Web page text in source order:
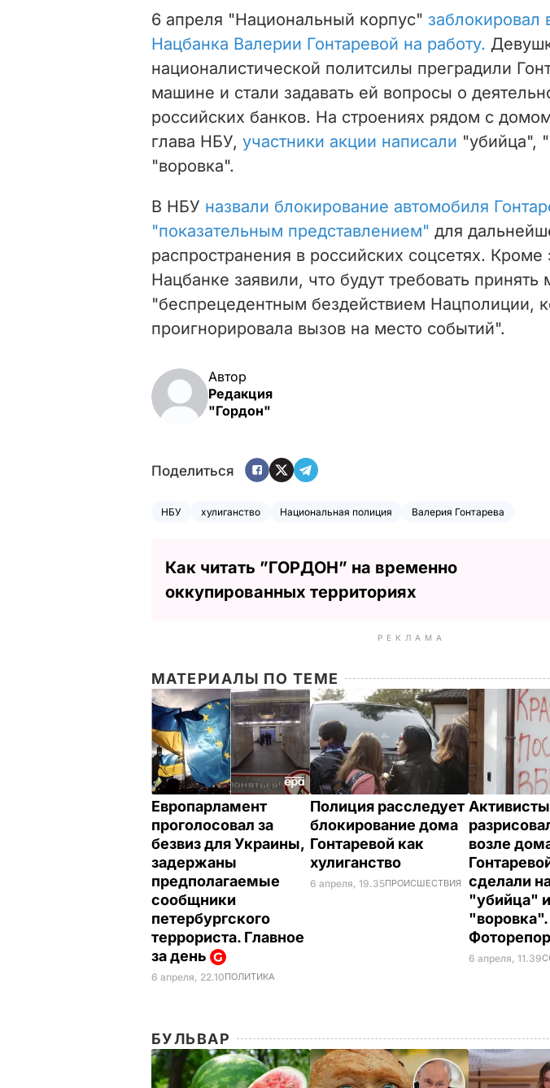
6 апреля "Национальный корпус" заблокировал
Нацбанка Валерии Гонтаревой на работу.
националистической политсилы преградили
машине и стали задавать ей вопросы о
российских банков. На строениях рядом с
глава НБУ, участники акции написали "убийца",
"воровка".
В НБУ назвали блокирование автомобиля
"показательным представлением" для
распространения в российских соцсетях. Кроме
Нацбанке заявили, что будут требовать
"беспрецедентным бездействием Нацполиции,
проигнорировала вызов на место событий".
Автор
Редакция
"Гордон"
Поделиться
НБУ хулиганство Национальная полиция Валерия Гонтарева
Как читать ”ГОРДОН” на временно
оккупированных территориях
РЕКЛАМА
МАТЕРИАЛЫ ПО ТЕМЕ
Европарламент
проголосовал за
безвиз для Украины,
задержаны
предполагаемые
сообщники
петербургского
террориста. Главное
за день
6 апреля, 22.10ПОЛИТИКА
Полиция расследует
блокирование дома
Гонтаревой как
хулиганство
6 апреля, 19.35ПРОИСШЕСТВИЯ
Активисты
возле
сделали
"убийца" и
"воровка".
6 апреля, 11.39
БУЛЬВАР